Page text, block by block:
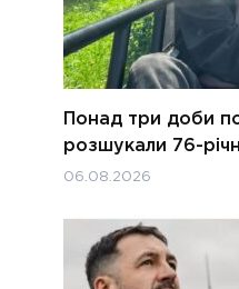
Понад три доби
розшукали 76-
06.08.2026